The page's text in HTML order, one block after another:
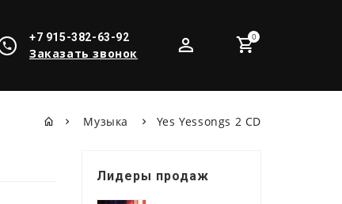
0
+7 915-382-63-92
Заказать звонок
Музыка Yes Yessongs 2 CD
Лидеры продаж